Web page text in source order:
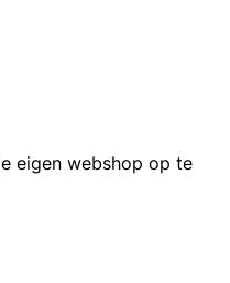
eigen webshop op te